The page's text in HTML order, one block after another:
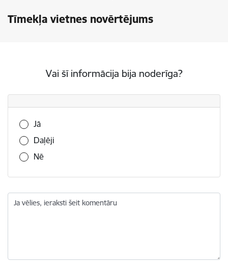
Tīmekļa vietnes novērtējums
Vai šī informācija bija noderīga?
Vai šī informācija bija noderīga?
Jā
Daļēji
Nē
Ja vēlies, ieraksti šeit komentāru